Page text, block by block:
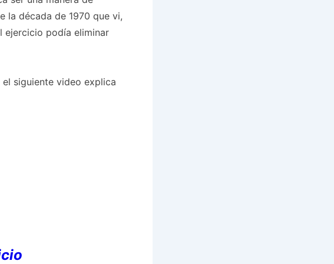
la década de 1970 que vi,
ejercicio podía eliminar
siguiente video explica